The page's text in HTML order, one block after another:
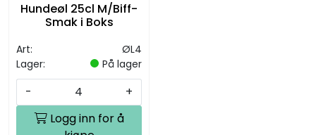
Hundeøl 25cl M/Biff-
Smak i Boks
Art:
ØL4
Lager:
På lager
-
+
Logg inn for å